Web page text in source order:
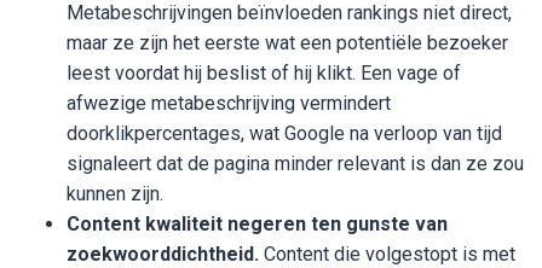
Metabeschrijvingen beïnvloeden rankings niet direct,
maar ze zijn het eerste wat een potentiële bezoeker
leest voordat hij beslist of hij klikt. Een vage of
afwezige metabeschrijving vermindert
doorklikpercentages, wat Google na verloop van tijd
signaleert dat de pagina minder relevant is dan ze zou
kunnen zijn.
Content kwaliteit negeren ten gunste van
zoekwoorddichtheid. Content die volgestopt is met